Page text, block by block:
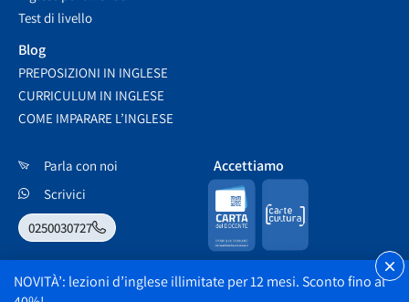
Test di livello
Blog
PREPOSIZIONI IN INGLESE
CURRICULUM IN INGLESE
COME IMPARARE L’INGLESE
Parla con noi
Scrivici
0250030727
Accettiamo
NOVITÀ’: lezioni d’inglese illimitate per 12 mesi.Sconto fino al